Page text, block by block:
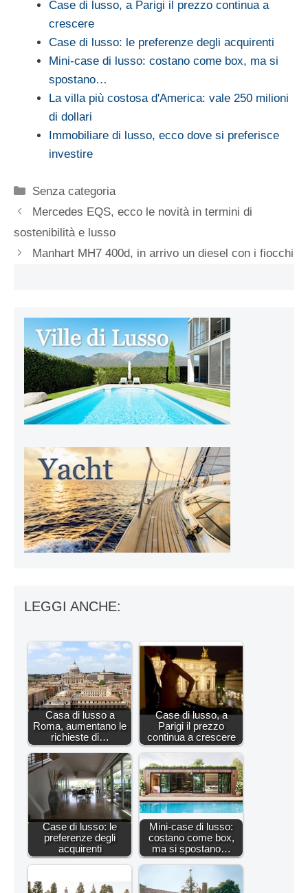
Case di lusso, a Parigi il prezzo continua a
crescere
Case di lusso: le preferenze degli acquirenti
Mini-case di lusso: costano come box, ma si
spostano…
La villa più costosa d'America: vale 250 milioni
di dollari
Immobiliare di lusso, ecco dove si preferisce
investire
Categorie
Senza categoria
Mercedes EQS, ecco le novità in termini di
sostenibilità e lusso
Manhart MH7 400d, in arrivo un diesel con i fiocchi
LEGGI ANCHE:
Casa di lusso a
Roma, aumentano le
richieste di…
Case di lusso, a
Parigi il prezzo
continua a crescere
Case di lusso: le
preferenze degli
acquirenti
Mini-case di lusso:
costano come box,
ma si spostano…